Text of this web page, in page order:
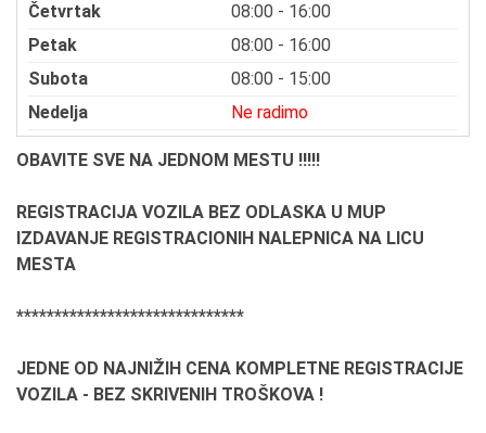
Četvrtak
08:00 - 16:00
Petak
08:00 - 16:00
Subota
08:00 - 15:00
Nedelja
Ne radimo
OBAVITE SVE NA JEDNOM MESTU !!!!!
REGISTRACIJA VOZILA BEZ ODLASKA U MUP
IZDAVANJE REGISTRACIONIH NALEPNICA NA LICU
MESTA
******************************
JEDNE OD NAJNIŽIH CENA KOMPLETNE REGISTRACIJE
VOZILA - BEZ SKRIVENIH TROŠKOVA !